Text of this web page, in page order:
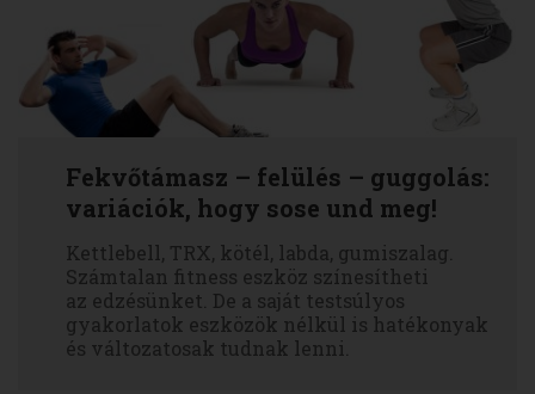
Fekvőtámasz – felülés – guggolás:
variációk, hogy sose und meg!
Kettlebell, TRX, kötél, labda, gumiszalag.
Számtalan fitness eszköz színesítheti
az edzésünket. De a saját testsúlyos
gyakorlatok eszközök nélkül is hatékonyak
és változatosak tudnak lenni.